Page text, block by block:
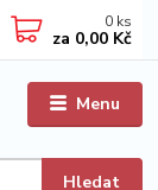
Menu
Hledat
0 ks
za 0,00 Kč